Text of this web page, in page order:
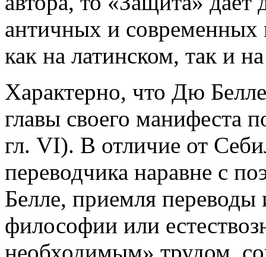
античных и
как на латинском, так и
Характерно, что Дю
главы своего манифеста
гл. VI). В отличие от
переводчика наравне с
Белле, приемля переводы
философии или